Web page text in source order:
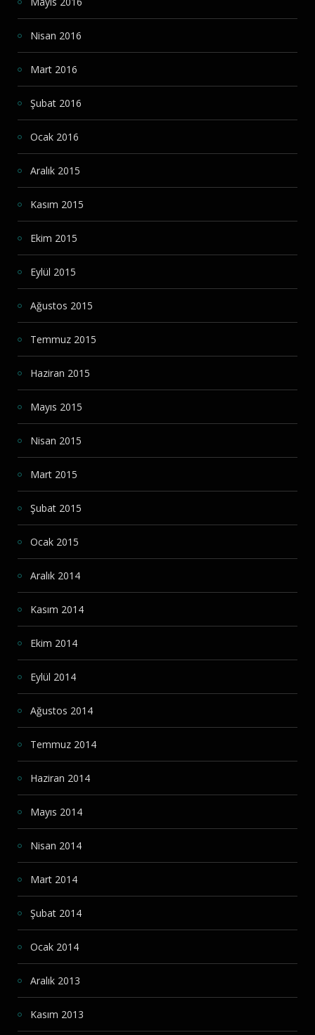
Nisan 2016
Mart 2016
Şubat 2016
Ocak 2016
Aralık 2015
Kasım 2015
Ekim 2015
Eylül 2015
Ağustos 2015
Temmuz 2015
Haziran 2015
Mayıs 2015
Nisan 2015
Mart 2015
Şubat 2015
Ocak 2015
Aralık 2014
Kasım 2014
Ekim 2014
Eylül 2014
Ağustos 2014
Temmuz 2014
Haziran 2014
Mayıs 2014
Nisan 2014
Mart 2014
Şubat 2014
Ocak 2014
Aralık 2013
Kasım 2013